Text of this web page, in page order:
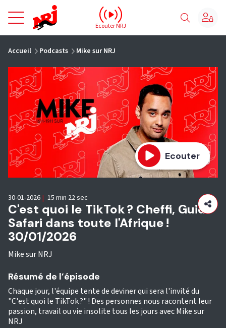
NRJ - Accueil
Ecouter NRJ
Accueil Podcasts Mike sur NRJ
Ecouter
C'est quoi le TikTok ? Cheffi, Guide
Safari dans toute l'Afrique !
30/01/2026
Mike sur NRJ
30-01-2026 | 15 min 22 sec
Résumé de l’épisode
Chaque jour, l'équipe tente de deviner qui sera l'invité du
"C'est quoi le TikTok ?" ! Des personnes nous racontent leur
passion, travail ou vie insolite tous les jours avec Mike sur
NRJ